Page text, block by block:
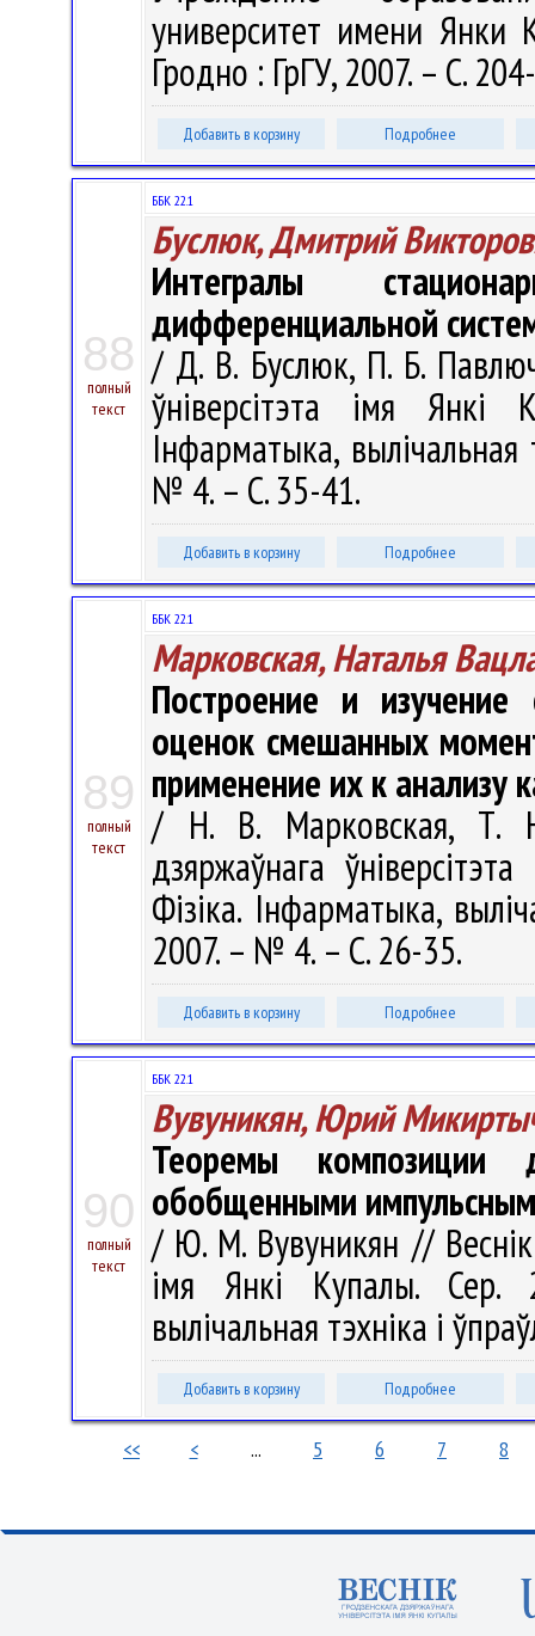
университет имени
Гродно : ГрГУ, 2007. – С.
Добавить в корзину Подробнее
88
полный
текст
ББК 22.1
Буслюк, Дмитрий
Интегралы
дифференциальной
/ Д. В. Буслюк, П. Б.
ўніверсітэта імя
Інфарматыка, вылічальная
№ 4. – С. 35-41.
Добавить в корзину Подробнее
89
полный
текст
ББК 22.1
Марковская, Наталья
Построение и изучение
оценок смешанных
применение их к анализу
/ Н. В. Марковская, Т.
дзяржаўнага
Фізіка. Інфарматыка,
2007. – № 4. – С. 26-35.
Добавить в корзину Подробнее
90
полный
текст
ББК 22.1
Вувуникян, Юрий
Теоремы композиции
обобщенными
/ Ю. М. Вувуникян // Веснік
імя Янкі Купалы. Сер.
вылічальная тэхніка і
Добавить в корзину Подробнее
<< < ... 5 6 7 8